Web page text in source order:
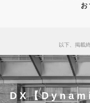
以下、掲載
DX【